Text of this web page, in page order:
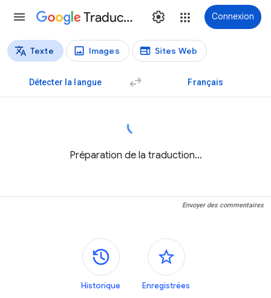
Traduction Connexion
Types de traductions
Texte Images Sites Web
Détecter la langue Français
Préparation de la traduction…
Envoyer des commentaires
Panneaux latéraux
Historique Enregistrées